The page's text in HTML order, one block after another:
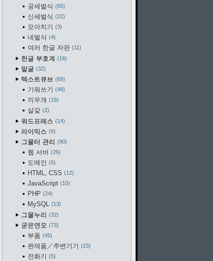
공세벌식 65
신세벌식 22
모아치기 3
네벌식 4
여러 한글 자판 11
한글 부호계 16
말글 32
텍스트큐브 69
기워쓰기 48
끼우개 19
살갗 2
워드프레스 14
라이믹스 9
그물터 관리 90
웹 서버 26
도메인 5
HTML, CSS 12
JavaScript 10
PHP 24
MySQL 13
그물누리 32
굳은연모 73
부품 45
완제품／주변기기 23
전화기 5